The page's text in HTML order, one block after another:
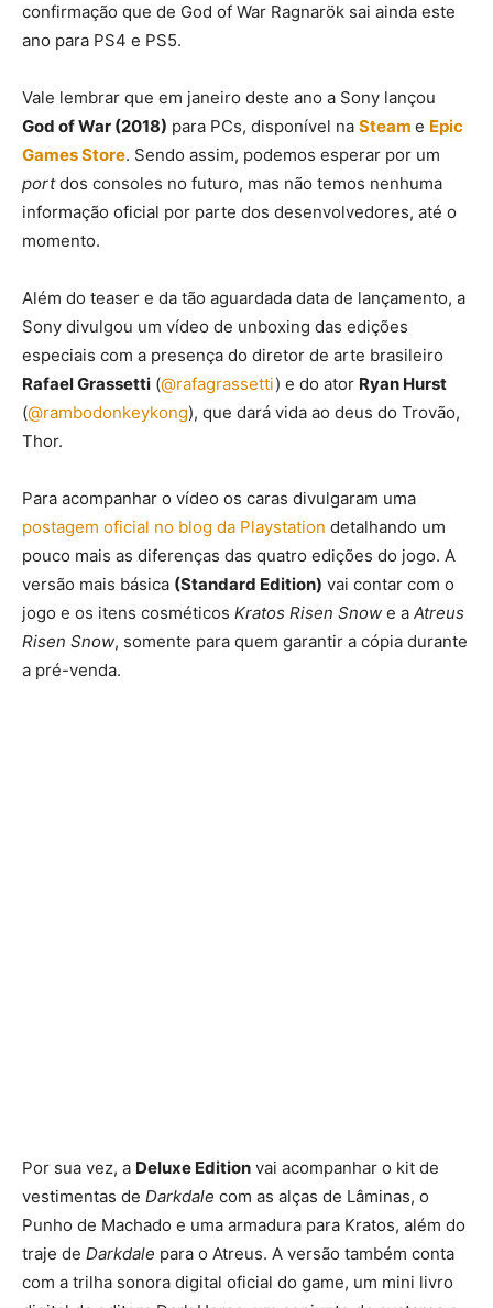
confirmação que de God of War Ragnarök sai ainda este
ano para PS4 e PS5.
Vale lembrar que em janeiro deste ano a Sony lançou
God of War (2018) para PCs, disponível na Steam e Epic
Games Store. Sendo assim, podemos esperar por um
portdos consoles no futuro, mas não temos nenhuma
informação oficial por parte dos desenvolvedores, até o
momento.
Além do teaser e da tão aguardada data de lançamento, a
Sony divulgou um vídeo de unboxing das edições
especiais com a presença do diretor de arte brasileiro
Rafael Grassetti (@rafagrassetti) e do ator Ryan Hurst
(@rambodonkeykong), que dará vida ao deus do Trovão,
Thor.
Para acompanhar o vídeo os caras divulgaram uma
postagem oficial no blog da Playstation detalhando um
pouco mais as diferenças das quatro edições do jogo. A
versão mais básica (Standard Edition) vai contar com o
jogo e os itens cosméticos Kratos Risen Snow e a Atreus
Risen Snow, somente para quem garantir a cópia durante
a pré-venda.
Por sua vez, a Deluxe Edition vai acompanhar o kit de
vestimentas de Darkdale com as alças de Lâminas, o
Punho de Machado e uma armadura para Kratos, além do
traje de Darkdale para o Atreus. A versão também conta
com a trilha sonora digital oficial do game, um mini livro